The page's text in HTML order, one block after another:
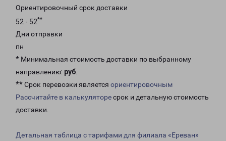
Ориентировочный срок доставки
52 - 52**
Дни отправки
пн
* Минимальная стоимость доставки по выбранному
направлению: руб.
** Срок перевозки является ориентировочным
Рассчитайте в калькуляторесрок и детальную стоимость
доставки.
Детальная таблица с тарифами для филиала «Ереван»